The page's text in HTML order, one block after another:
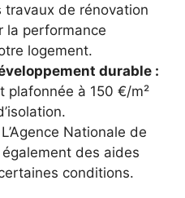
travaux de rénovation
la performance
logement.
durable :
plafonnée à 150 €/m²
L’Agence Nationale de
des aides
conditions.